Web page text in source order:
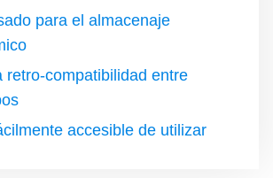
para el almacenaje
retro-compatibilidad entre
accesible de utilizar